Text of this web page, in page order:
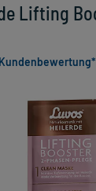
Lifting